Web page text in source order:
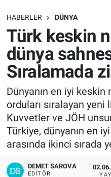
HABERLER DÜNYA
Türk keskin
dünya
Sıralamada
Dünyanın en iyi
orduları sıralayan yeni
Kuvvetler ve JÖH
Türkiye, dünyanın en
arasında ikinci sırada
DEMET SAROVA
EDITÖR
SAĞLIK
EKONOMİ
EĞİTİM
ÖZEL HABER
Keşfet
ASTROLOJİ
MANŞET